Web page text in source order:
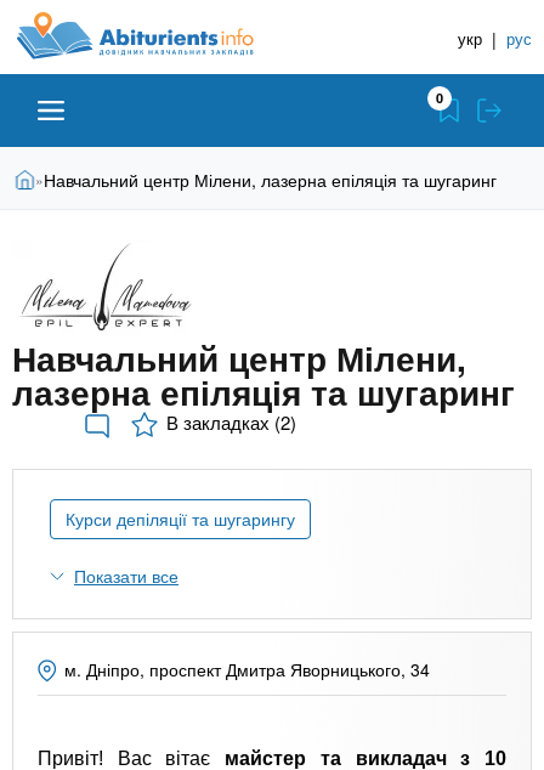
A
b
i
u
r
i
e
n
t
s
о
в
д
н
а
в
ч
з
укр | рус
Абітурієнту
Курси
Приватні школи
MBA
Онлайн курси
За кордоном
0
ВГоловна
»Навчальний центр Мілени, лазерна епіляція та шугаринг
Навчальний центр Мілени,
лазерна епіляція та шугаринг
В закладках (2)
Курси депіляції та шугарингу
Показати все
Привіт! Вас вітає майстер та викладач з 10
м. Дніпро, проспект Дмитра Яворницького, 34